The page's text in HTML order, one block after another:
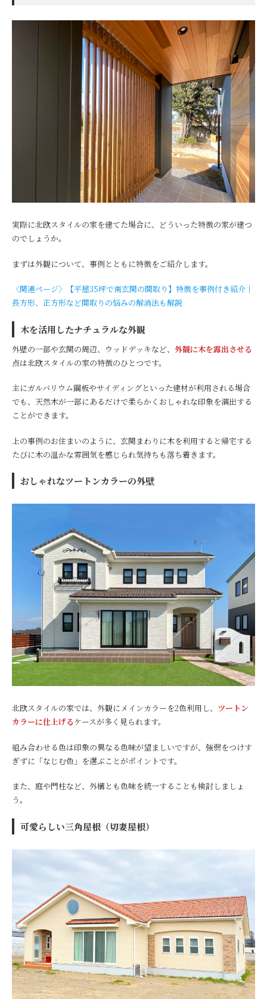
実際に北欧スタイルの家を建てた場合に、どういった特徴の家が建つ
のでしょうか。
まずは外観について、事例とともに特徴をご紹介します。
〈関連ページ〉【平屋35坪で南玄関の間取り】特徴を事例付き紹介│
長方形、正方形など間取りの悩みの解消法も解説
木を活用したナチュラルな外観
外壁の一部や玄関の周辺、ウッドデッキなど、 外観に木を露出させる
点は北欧スタイルの家の特徴のひとつです。
主にガルバリウム鋼板やサイディングといった建材が利用される場合
でも、天然木が一部にあるだけで柔らかくおしゃれな印象を演出する
ことができます。
上の事例のお住まいのように、玄関まわりに木を利用すると帰宅する
たびに木の温かな雰囲気を感じられ気持ちも落ち着きます。
おしゃれなツートンカラーの外壁
北欧スタイルの家では、外観にメインカラーを2色利用し、 ツートン
カラーに仕上げるケースが多く見られます。
組み合わせる色は印象の異なる色味が望ましいですが、強弱をつけす
ぎずに「なじむ色」を選ぶことがポイントです。
また、庭や門柱など、外構とも色味を統一することも検討しましょ
う。
可愛らしい三角屋根（切妻屋根）